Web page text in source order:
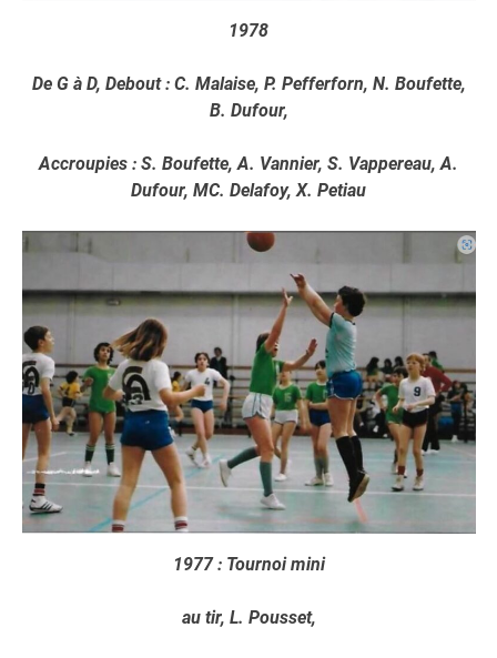
1978
De G à D, Debout : C. Malaise, P. Pefferforn, N. Boufette,
B. Dufour,
Accroupies : S. Boufette, A. Vannier, S. Vappereau, A.
Dufour, MC. Delafoy, X. Petiau
1977 : Tournoi mini
au tir, L. Pousset,